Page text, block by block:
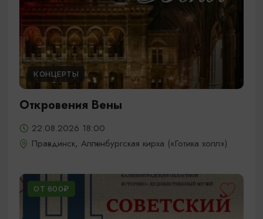
КОНЦЕРТЫ
Откровения Вены
22.08.2026 18:00
Правдинск, Алленбургская кирха («Готика холл»)
ОТ 600₽